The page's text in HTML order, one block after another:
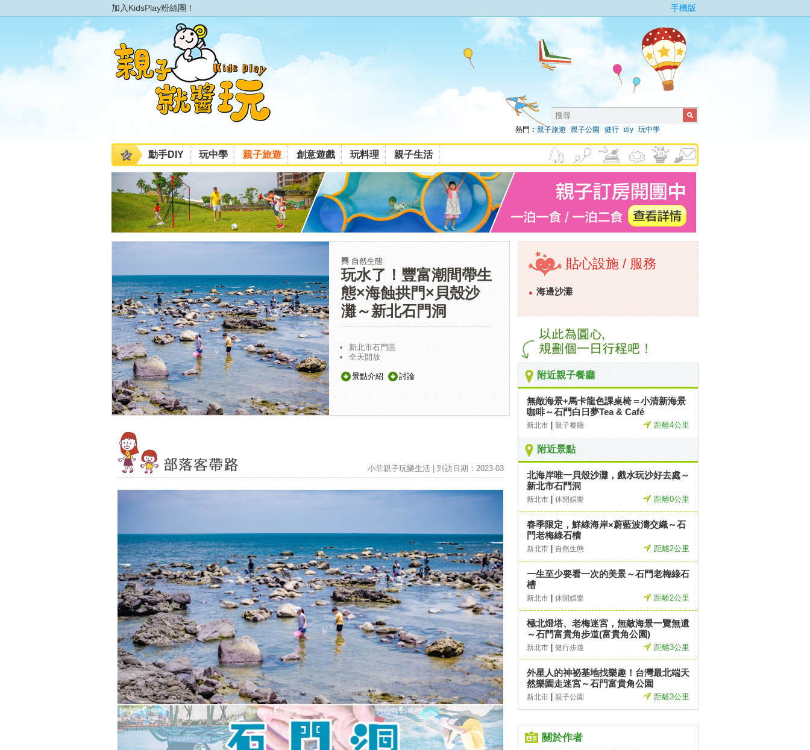
加入KidsPlay粉絲團！ 手機版
熱門： 親子旅遊 親子公園 健行 diy 玩中學
動手DIY 玩中學 親子旅遊 創意遊戲 玩料理 親子生活
自然生態
玩水了！豐富潮間帶生
態×海蝕拱門×貝殼沙
灘～新北石門洞
新北市石門區
全天開放
景點介紹 討論
小菲親子玩樂生活 | 到訪日期：2023-03
貼心設施 / 服務
海邊沙灘
附近親子餐廳
無敵海景+馬卡龍色課桌椅＝小清新海景
咖啡～石門白日夢Tea & Café
新北市 親子餐廳 距離4公里
附近景點
北海岸唯一貝殼沙灘，戲水玩沙好去處～
新北市石門洞
新北市 休閒娛樂 距離0公里
春季限定，鮮綠海岸×蔚藍波濤交織～石
門老梅綠石槽
新北市 自然生態 距離2公里
一生至少要看一次的美景～石門老梅綠石
槽
新北市 休閒娛樂 距離2公里
極北燈塔、老梅迷宮，無敵海景一覽無遺
～石門富貴角步道(富貴角公園)
新北市 健行步道 距離3公里
外星人的神祕基地找樂趣！台灣最北端天
然樂園走迷宮～石門富貴角公園
新北市 親子公園 距離3公里
關於作者